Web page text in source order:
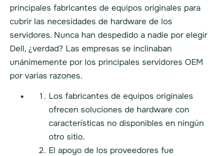
principales fabricantes de equipos originales para
cubrir las necesidades de hardware de los
servidores. Nunca han despedido a nadie por elegir
Dell, ¿verdad? Las empresas se inclinaban
unánimemente por los principales servidores OEM
por varias razones.
Los fabricantes de equipos originales
ofrecen soluciones de hardware con
características no disponibles en ningún
otro sitio.
El apoyo de los proveedores fue